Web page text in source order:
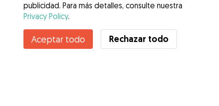
publicidad. Para más detalles, consulte nuestra
Privacy Policy.
Aceptar todo Rechazar todo